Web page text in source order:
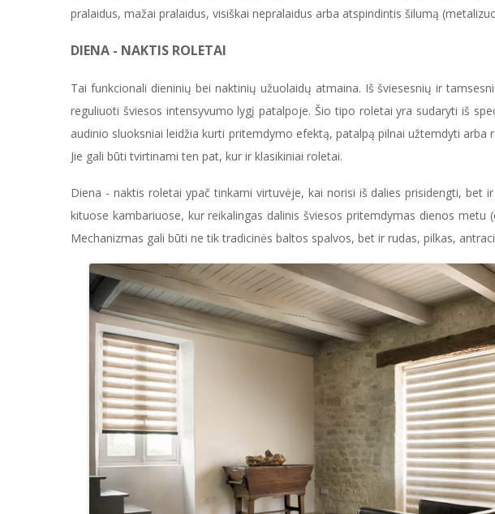
pralaidus, mažai pralaidus, visiškai nepralaidus arba atspindintis šilumą
DIENA - NAKTIS ROLETAI
Tai funkcionali dieninių bei naktinių užuolaidų atmaina. Iš šviesesnių ir
reguliuoti šviesos intensyvumo lygį patalpoje. Šio tipo roletai yra sudaryti iš
audinio sluoksniai leidžia kurti pritemdymo efektą, patalpą pilnai užtemdyti arba
Jie gali būti tvirtinami ten pat, kur ir klasikiniai roletai.
Diena - naktis roletai ypač tinkami virtuvėje, kai norisi iš dalies prisidengti, bet
kituose kambariuose, kur reikalingas dalinis šviesos pritemdymas dienos metu
Mechanizmas gali būti ne tik tradicinės baltos spalvos, bet ir rudas, pilkas,